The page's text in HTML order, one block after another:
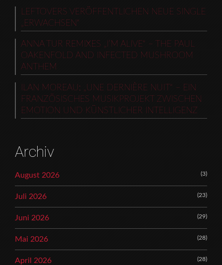
LEFTOVERS VERÖFFENTLICHEN NEUE SINGLE
„ERWACHSEN“
ANNA TUR REMIXES „I’M ALIVE“ – THE PAUL
OAKENFOLD AND INFECTED MUSHROOM
ANTHEM
ILAN MOREAU: „UNE DERNIÈRE NUIT“ – EIN
FRANZÖSISCHES MUSIKPROJEKT ZWISCHEN
EMOTION UND KÜNSTLICHER INTELLIGENZ
Archiv
August 2026 (3)
Juli 2026 (23)
Juni 2026 (29)
Mai 2026 (28)
April 2026 (28)